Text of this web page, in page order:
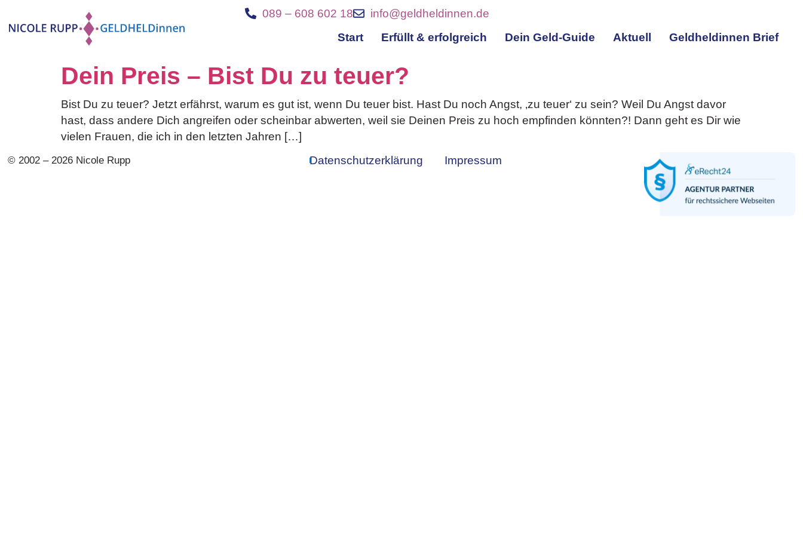
089 – 608 602 18
info@geldheldinnen.de
Start
Erfüllt & erfolgreich Dein Geld-Guide Aktuell Geldheldinnen Brief
Dein Preis – Bist Du zu teuer?
Bist Du zu teuer? Jetzt erfährst, warum es gut ist, wenn Du teuer bist. Hast Du noch Angst, ‚zu teuer‘ zu sein? Weil Du Angst davor
hast, dass andere Dich angreifen oder scheinbar abwerten, weil sie Deinen Preis zu hoch empfinden könnten?! Dann geht es Dir wie
vielen Frauen, die ich in den letzten Jahren […]
© 2002 – 2026 Nicole Rupp Datenschutzerklärung Impressum